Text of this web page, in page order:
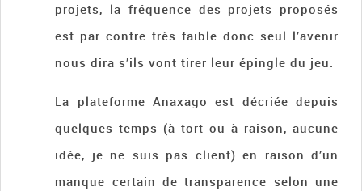
projets, la fréquence des projets proposés
est par contre très faible donc seul l’avenir
nous dira s’ils vont tirer leur épingle du jeu.
La plateforme Anaxago est décriée depuis
quelques temps (à tort ou à raison, aucune
idée, je ne suis pas client) en raison d’un
manque certain de transparence selon une